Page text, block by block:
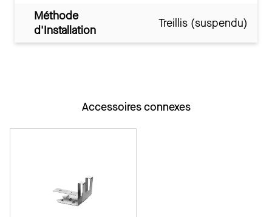
Méthode
d'Installation
Treillis (suspendu)
Accessoires connexes